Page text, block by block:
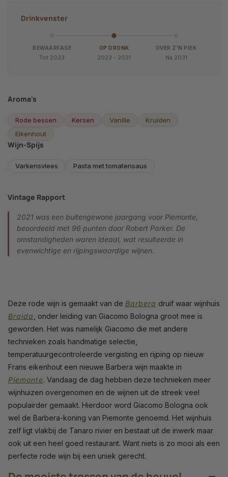
Drinkvenster
BEWAARFASE
Tot 2023
OP DRONK
2023 - 2031
OVER Z'N PIEK
Na 2031
Aroma's
Rode bessen Kersen Vanille
Kruiden
Eikenhout
Wijn-Spijs
Varkensvlees Pasta met tomatensaus
Vintage Rapport
2021 was een buitengewone jaargang voor Piemonte,
beoordeeld met 96 punten door Robert Parker. De
omstandigheden waren ideaal, wat resulteerde in
evenwichtige en rijpingswaardige wijnen.
Deze rode wijn is gemaakt van de Barbera druif waar wijnhuis
Braida
, onder leiding van Giacomo Bologna groot mee is
geworden. Het was namelijk Giacomo die met andere
technieken zoals handmatige selectie,
temperatuurgecontroleerde vergisting en rijping op nieuw
Frans eikenhout een nieuwe Barbera wijn maakte in
Piemonte. Vandaag de dag hebben deze technieken meer
wijnhuizen overgenomen en de wijnen uit de streek veel
populairder gemaakt. Hierdoor word Giacomo Bologna ook
wel de Barbera-koning van Piemonte genoemd. Het wijnhuis
zelf ligt vlakbij de Tanaro rivier en bestaat uit de inwerk maar
ook uit een heel goed restaurant. Want niets is zo mooi als een
perfecte rode wijn bij een uniek gerecht.